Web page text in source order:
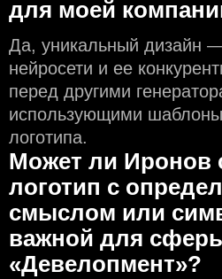
для моей
Да, уникальный дизайн
нейросети и еe
перед другими
использующими
логотипа.
Может ли Иронов
логотип с
смыслом или
важной для
«Девелопмент»?